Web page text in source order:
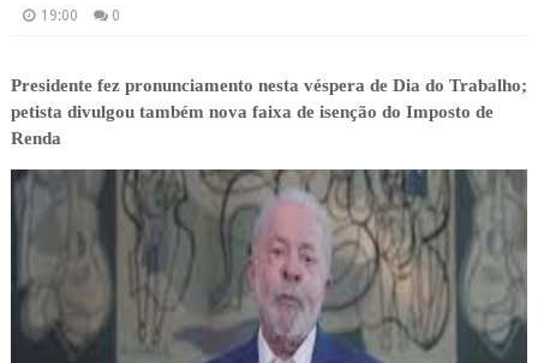
19:00 0
Presidente fez pronunciamento nesta véspera de Dia do Trabalho;
petista divulgou também nova faixa de isenção do Imposto de
Renda